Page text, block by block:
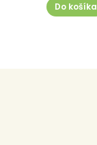
Do košíka